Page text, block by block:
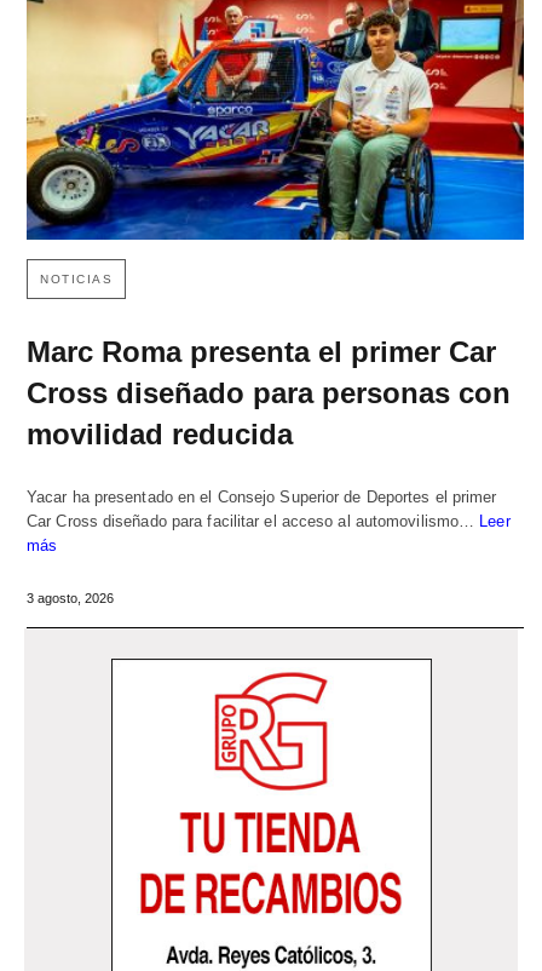
NOTICIAS
Marc Roma presenta el primer Car
Cross diseñado para personas con
movilidad reducida
Yacar ha presentado en el Consejo Superior de Deportes el primer
Car Cross diseñado para facilitar el acceso al automovilismo…
Leer
más
3 agosto, 2026